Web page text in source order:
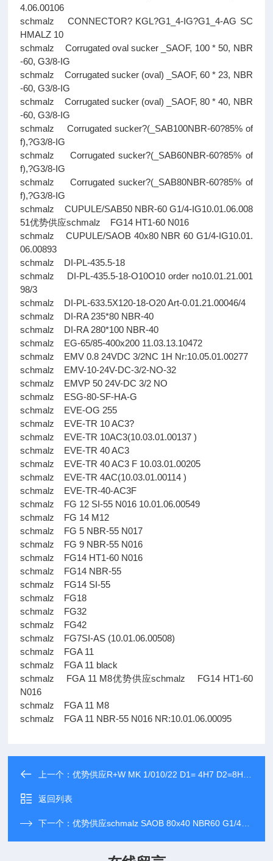
4.06.00106
schmalz CONNECTOR? KGL?G1_4-IG?G1_4-AG SC
HMALZ 10
schmalz Corrugated oval sucker _SAOF, 100 * 50, NBR
-60, G3/8-IG
schmalz Corrugated sucker (oval) _SAOF, 60 * 23, NBR
-60, G3/8-IG
schmalz Corrugated sucker (oval) _SAOF, 80 * 40, NBR
-60, G3/8-IG
schmalz Corrugated sucker?(_SAB100NBR-60?85% of
f),?G3/8-IG
schmalz Corrugated sucker?(_SAB60NBR-60?85% of
f),?G3/8-IG
schmalz Corrugated sucker?(_SAB80NBR-60?85% of
f),?G3/8-IG
schmalz CUPULE/SAB50 NBR-60 G1/4-IG10.01.06.008
51优势供应schmalz FG14 HT1-60 N016
schmalz CUPULE/SAOB 40x80 NBR 60 G1/4-IG10.01.
06.00893
schmalz DI-PL-435.5-18
schmalz DI-PL-435.5-18-O10O10 order no10.01.21.001
98/3
schmalz DI-PL-633.5X120-18-O20 Art-0.01.21.00046/4
schmalz DI-RA 235*80 NBR-40
schmalz DI-RA 280*100 NBR-40
schmalz EG-65/85-400x200 11.03.13.10472
schmalz EMV 0.8 24VDC 3/2NC 1H Nr:10.05.01.00277
schmalz EMV-10-24V-DC-3/2-NO-32
schmalz EMVP 50 24V-DC 3/2 NO
schmalz ESG-80-SF-HA-G
schmalz EVE-OG 255
schmalz EVE-TR 10 AC3?
schmalz EVE-TR 10AC3(10.03.01.00137 )
schmalz EVE-TR 40 AC3
schmalz EVE-TR 40 AC3 F 10.03.01.00205
schmalz EVE-TR 4AC(10.03.01.00114 )
schmalz EVE-TR-40-AC3F
schmalz FG 12 SI-55 N016 10.01.06.00549
schmalz FG 14 M12
schmalz FG 5 NBR-55 N017
schmalz FG 9 NBR-55 N016
schmalz FG14 HT1-60 N016
schmalz FG14 NBR-55
schmalz FG14 SI-55
schmalz FG18
schmalz FG32
schmalz FG42
schmalz FG7SI-AS (10.01.06.00508)
schmalz FGA 11
schmalz FGA 11 black
schmalz FGA 11 M8优势供应schmalz FG14 HT1-60
N016
schmalz FGA 11 M8
schmalz FGA 11 NBR-55 N016 NR:10.01.06.00095
上一个：优势供应R+W MK 1/010/22 D1= 4H7 D2=8H7-NR.101401
返回列表
下一个：优势供应schmalz SAOB 80x40 NBR60 G1/4-AG